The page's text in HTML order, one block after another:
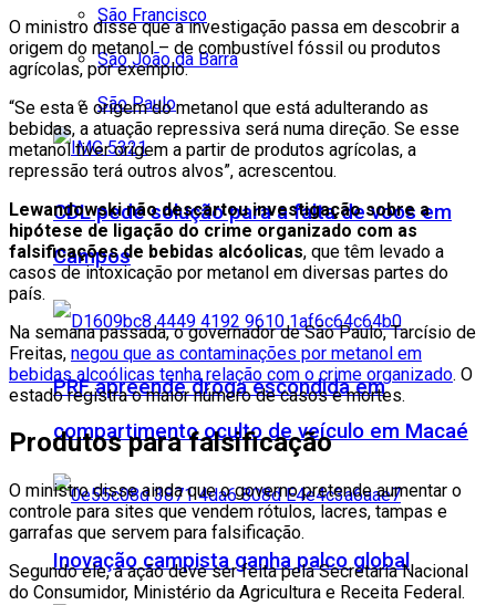
São Francisco
São João da Barra
São Paulo
CDL pede solução para a falta de voos em
Campos
PRF apreende droga escondida em
compartimento oculto de veículo em Macaé
Inovação campista ganha palco global
O ministro disse que a investigação passa em descobrir a
origem do metanol – de combustível fóssil ou produtos
agrícolas, por exemplo.
“Se esta é origem do metanol que está adulterando as
bebidas, a atuação repressiva será numa direção. Se esse
metanol tiver origem a partir de produtos agrícolas, a
repressão terá outros alvos”, acrescentou.
Lewandowski não descartou investigação sobre a
hipótese de ligação do crime organizado com as
falsificações de bebidas alcóolicas, que têm levado a
casos de intoxicação por metanol em diversas partes do
país.
Na semana passada, o governador de São Paulo, Tarcísio de
Freitas, negou que as contaminações por metanol em
bebidas alcoólicas tenha relação com o crime organizado. O
estado registra o maior número de casos e mortes.
Produtos para falsificação
O ministro disse ainda que o governo pretende aumentar o
controle para sites que vendem rótulos, lacres, tampas e
garrafas que servem para falsificação.
Segundo ele, a ação deve ser feita pela Secretaria Nacional
do Consumidor, Ministério da Agricultura e Receita Federal.